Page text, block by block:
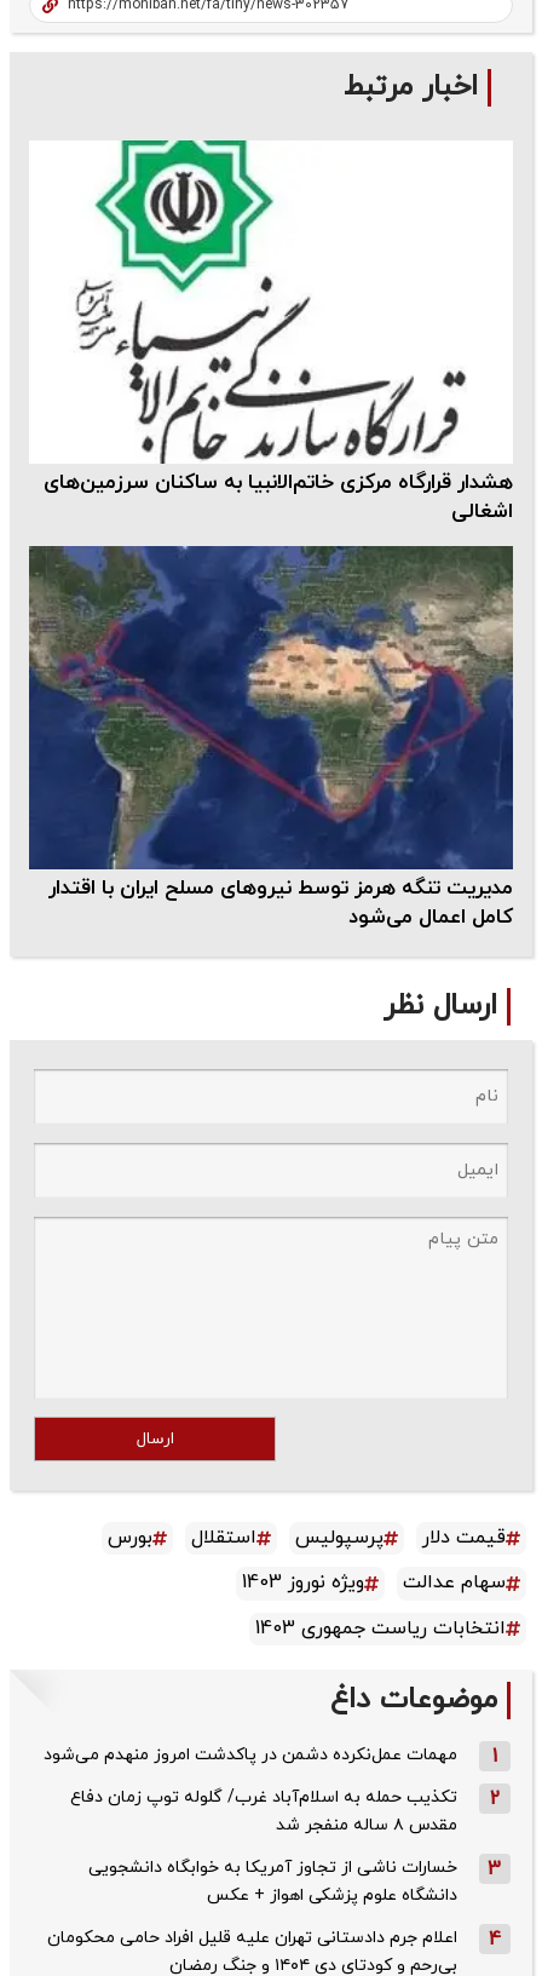
اخبار مرتبط
هشدار قرارگاه مرکزی خاتم‌الانبیا به ساکنان سرزمین‌های
اشغالی
مدیریت تنگه هرمز توسط نیروهای مسلح ایران با اقتدار
کامل اعمال می‌شود
ارسال نظر
ارسال
قیمت دلار پرسپولیس استقلال
بورس
سهام عدالت
ویژه نوروز 1403
انتخابات ریاست جمهوری 1403
موضوعات داغ
1 مهمات عمل‌نکرده دشمن در پاکدشت امروز منهدم می‌شود
2
تکذیب حمله به اسلام‌آباد غرب/ گلوله توپ زمان دفاع
مقدس ۸ ساله منفجر شد
3
خسارات ناشی از تجاوز آمریکا به خوابگاه دانشجویی
دانشگاه علوم پزشکی اهواز + عکس
4
اعلام جرم دادستانی تهران علیه قلیل افراد حامی محکومان
بی‌رحم و کودتای دی‌ ۱۴۰۴ و جنگ رمضان